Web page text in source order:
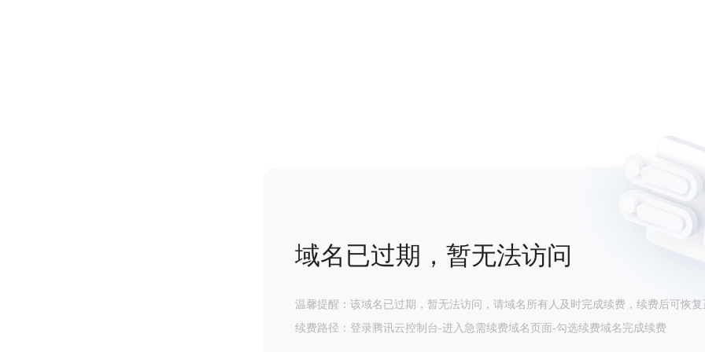
域名已过期，暂无法访问
温馨提醒：该域名已过期，暂无法访问，请域名所有人及时完成续费，续费后可恢复
续费路径：登录腾讯云控制台-进入急需续费域名页面-勾选续费域名完成续费